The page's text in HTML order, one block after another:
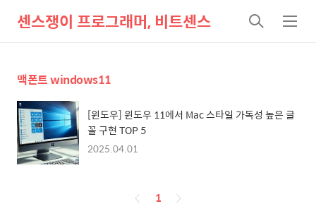
센스쟁이 프로그래머, 비트센스
검
색
메
뉴
맥폰트 windows11
[윈도우] 윈도우 11에서 Mac 스타일 가독성 높은 글
꼴 구현 TOP 5
2025.04.01
페
1